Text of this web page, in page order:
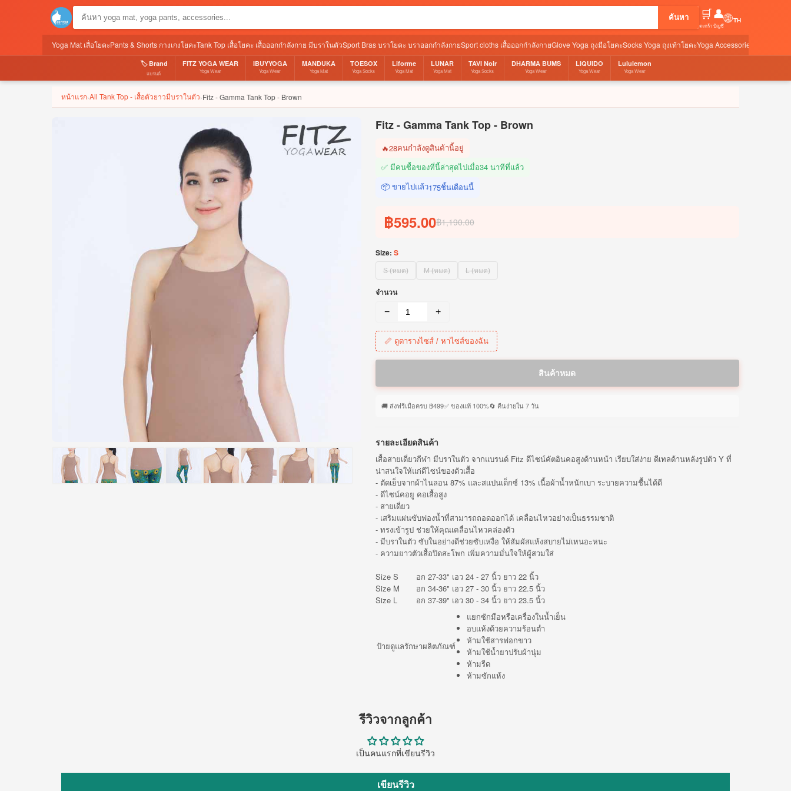
ค้นหา 🛒
ตะกร้า
👤
บัญชี🌐
Yoga Mat เสื่อโยคะPants & Shorts กางเกงโยคะTank Top เสื้อโยคะ เสื้อออกกำลังกาย มีบราในตัวSport Bras บราโยคะ บราออกกำลังกายSport cloths เสื้อออกกำลังกายGlove Yoga ถุงมือโยคะSocks Yoga ถุงเท้าโยคะYoga Accessories อุปกรณ์เสริ
🏷️ Brand
แบรนด์
FITZ YOGA WEAR
Yoga Wear
IBUYYOGA
Yoga Wear
MANDUKA
Yoga Mat
TOESOX
Yoga Socks
Liforme
Yoga Mat
LUNAR
Yoga Mat
TAVI Noir
Yoga Socks
DHARMA BUMS
Yoga Wear
LIQUIDO
Yoga Wear
Lululemon
Yoga Wear
หน้าแรก›All Tank Top - เสื้อตัวยาวมีบราในตัว›Fitz - Gamma Tank Top - Brown
Fitz - Gamma Tank Top - Brown
🔥28คนกำลังดูสินค้านี้อยู่
✅ มีคนซื้อของที่นี้ล่าสุดไปเมื่อ34 นาทีที่แล้ว
📦 ขายไปแล้ว175ชิ้นเดือนนี้
฿595.00฿1,190.00
Size: S
S (หมด) M (หมด) L (หมด)
จำนวน
− +
📏 ดูตารางไซส์ / หาไซส์ของฉัน
สินค้าหมด
🚚 ส่งฟรีเมื่อครบ ฿499✅ ของแท้ 100%🔄 คืนง่ายใน 7 วัน
รายละเอียดสินค้า
เสื้อสายเดี่ยวกีฬา มีบราในตัว จากแบรนด์ Fitz ดีไซน์คัตอินคอสูงด้านหน้า เรียบใส่ง่าย ดีเทลด้านหลังรูปตัว Y ที่
น่าสนใจให้แก่ดีไซน์ของตัวเสื้อ
- ตัดเย็บจากผ้าไนลอน 87% และสแปนเด็กซ์ 13% เนื้อผ้าน้ำหนักเบา ระบายความชื้นได้ดี
- ดีไซน์คอยู คอเสื้อสูง
- สายเดี่ยว
- เสริมแผ่นซับฟองน้ำที่สามารถถอดออกได้ เคลื่อนไหวอย่างเป็นธรรมชาติ
- ทรงเข้ารูป ช่วยให้คุณเคลื่อนไหวคล่องตัว
- มีบราในตัว ซับในอย่างดีช่วยซับเหงื่อ ให้สัมผัสแห้งสบายไม่เหนอะหนะ
- ความยาวตัวเสื้อปิดสะโพก เพิ่มความมั่นใจให้ผู้สวมใส่
Size S
อก 27-33" เอว 24 - 27 นิ้ว ยาว 22 นิ้ว
Size M
อก 34-36" เอว 27 - 30 นิ้ว ยาว 22.5 นิ้ว
Size L
อก 37-39" เอว 30 - 34 นิ้ว ยาว 23.5 นิ้ว
ป้ายดูแลรักษาผลิตภัณฑ์
แยกซักมือหรือเครื่องในน้ำเย็น
อบแห้งด้วยความร้อนต่ำ
ห้ามใช้สารฟอกขาว
ห้ามใช้น้ำยาปรับผ้านุ่ม
ห้ามรีด
ห้ามซักแห้ง
รีวิวจากลูกค้า
เป็นคนแรกที่เขียนรีวิว
เขียนรีวิว